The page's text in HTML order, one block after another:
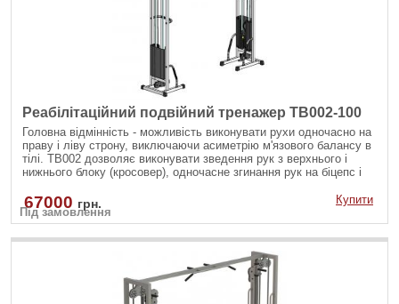
Реабілітаційний подвійний тренажер TB002-100
Головна відмінність - можливість виконувати рухи одночасно на
праву і ліву строну, виключаючи асиметрію м'язового балансу в
тілі. ТВ002 дозволяє виконувати зведення рук з верхнього і
нижнього блоку (кросовер), одночасне згинання рук на біцепс і
67000 грн.
Купити
Під замовлення